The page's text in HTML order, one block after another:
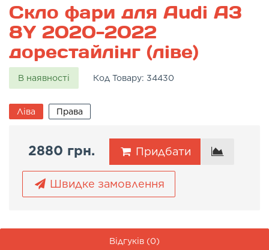
Скло фари для Audi A3
8Y 2020-2022
дорестайлінг (ліве)
В наявності Код Товару: 34430
Ліва Права
2880 грн. Придбати
Швидке замовлення
Відгуків (0)